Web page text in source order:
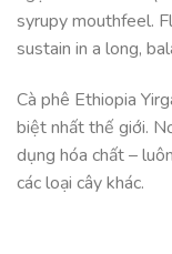
syrupy mouthfeel.
sustain in a long,
Cà phê Ethiopia
biệt nhất thế giới.
dụng hóa chất –
các loại cây khác.